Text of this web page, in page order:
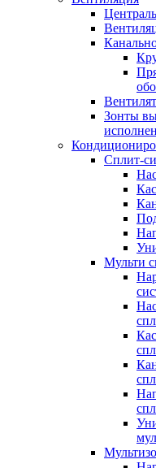
Зонты
Сплит-
Мульти